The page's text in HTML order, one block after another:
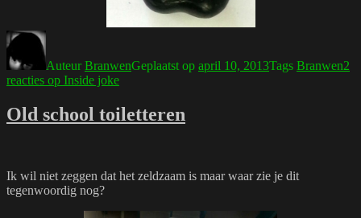
AuteurBranwenGeplaatst op april 10, 2013Tags Branwen2
reacties op Inside joke
Old school toiletteren
Ik wil niet zeggen dat het zeldzaam is maar waar zie je dit
tegenwoordig nog?